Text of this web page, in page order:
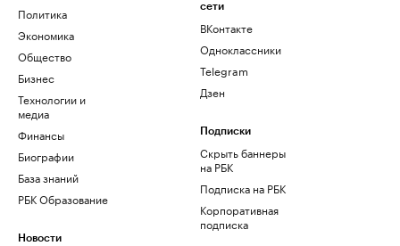
Политика
Экономика
Общество
Бизнес
Технологии и
медиа
Финансы
Биографии
База знаний
РБК Образование
Новости
сети
ВКонтакте
Одноклассники
Telegram
Дзен
Подписки
Скрыть баннеры
на РБК
Подписка на РБК
Корпоративная
подписка